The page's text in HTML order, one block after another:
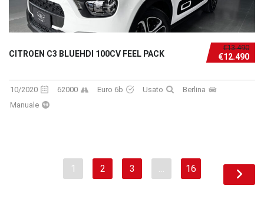
€13.490
€12.490
CITROEN C3 BLUEHDI 100CV FEEL PACK
10/2020 62000 Euro 6b Usato
Berlina
Manuale
1 2 3 … 16